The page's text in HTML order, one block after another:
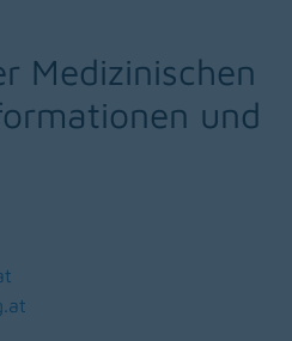
Medizinischen
und
.at